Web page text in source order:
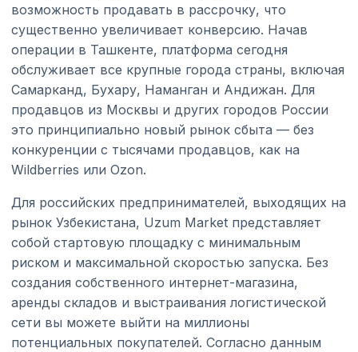
возможность продавать в рассрочку, что
существенно увеличивает конверсию. Начав
операции в Ташкенте, платформа сегодня
обслуживает все крупные города страны, включая
Самарканд, Бухару, Наманган и Андижан. Для
продавцов из Москвы и других городов России
это принципиально новый рынок сбыта — без
конкуренции с тысячами продавцов, как на
Wildberries или Ozon.
Для российских предпринимателей, выходящих на
рынок Узбекистана, Uzum Market представляет
собой стартовую площадку с минимальным
риском и максимальной скоростью запуска. Без
создания собственного интернет-магазина,
аренды складов и выстраивания логистической
сети вы можете выйти на миллионы
потенциальных покупателей. Согласно данным